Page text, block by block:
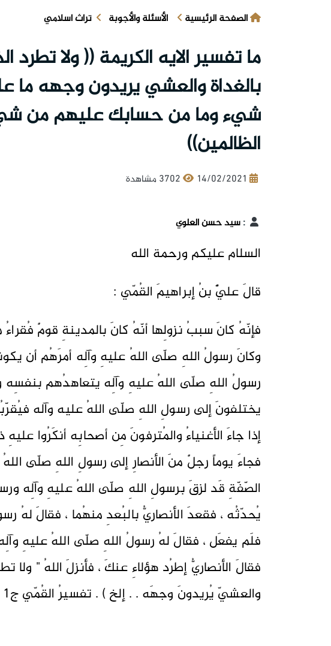
الصفحة الرئيسية الأسئلة والأجوبة تراث اسلامي
ما تفسير الايه الكريمة (( ولا
بالغداة والعشي يريدون وجهه
شيء وما من حسابك عليهم من
الظالمين))
14/02/2021 3702 مشاهدة
:سيد حسن العلوي
السلام عليكم ورحمة الله
قالَ عليٌّ بنُ إبراهيمَ القُمّي :
فإنّهُ كانَ سببُ نزولِها أنّهُ كانَ بالمدينةِ قومٌ
وكانَ رسولُ اللهِ صلّى اللهُ عليهِ وآلِه أمرَهُم أن
رسولُ اللهِ صلّى اللهُ عليهِ وآلِه يتعاهدُهم بنفسِه
يختلفونَ إلى رسولِ اللهِ صلّى اللهُ عليه وآله
إذا جاءَ الأغنياءُ والمُترفونَ مِن أصحابِه أنكَرُوا
فجاءَ يوماً رجلٌ منَ الأنصارِ إلى رسولِ اللهِ صلّى
الصّفّةِ قَد لزقَ برسولِ اللهِ صلّى اللهُ عليهِ وآلِه
يُحدّثُه ، فقعدَ الأنصاريُّ بالبُعدِ منهُما ، فقالَ لهُ
فلَم يفعَل ، فقالَ لهُ رسولُ اللهِ صلّى اللهُ عليهِ
فقالَ الأنصاريُّ إطرُد هؤلاءِ عنكَ ، فأنزلَ اللهُ " ولا
والعشيّ يُريدونَ وجهَه . . إلخ ) . تفسيرُ القُمّي ج١ ص ٢٢٨